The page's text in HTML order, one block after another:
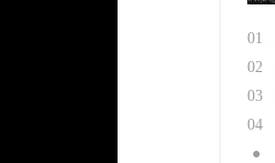
01
02
03
04
●